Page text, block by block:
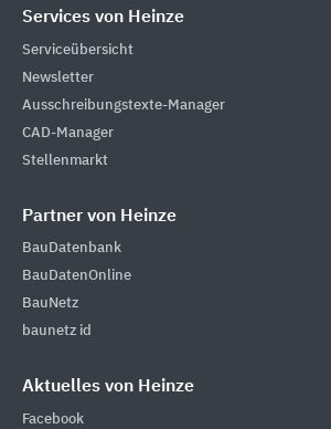
Services von Heinze
Serviceübersicht
Newsletter
Ausschreibungstexte-Manager
CAD-Manager
Stellenmarkt
Partner von Heinze
BauDatenbank
BauDatenOnline
BauNetz
baunetz id
Aktuelles von Heinze
Facebook